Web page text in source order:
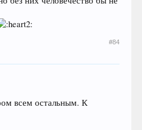
#84
всем остальным. К